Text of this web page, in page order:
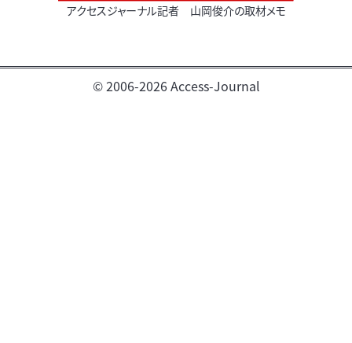
アクセスジャーナル記者 山岡俊介の取材メモ
© 2006-2026 Access-Journal